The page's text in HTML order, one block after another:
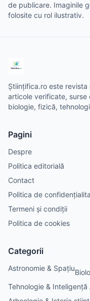
de publicare. Imaginile
folosite cu rol ilustrativ.
Științifica.ro este
articole verificate, surse
biologie, fizică,
Pagini
Despre
Politica editorială
Contact
Politica de
Termeni și condiții
Politica de cookies
Categorii
Astronomie & Spațiu
Tehnologie & Inteligență